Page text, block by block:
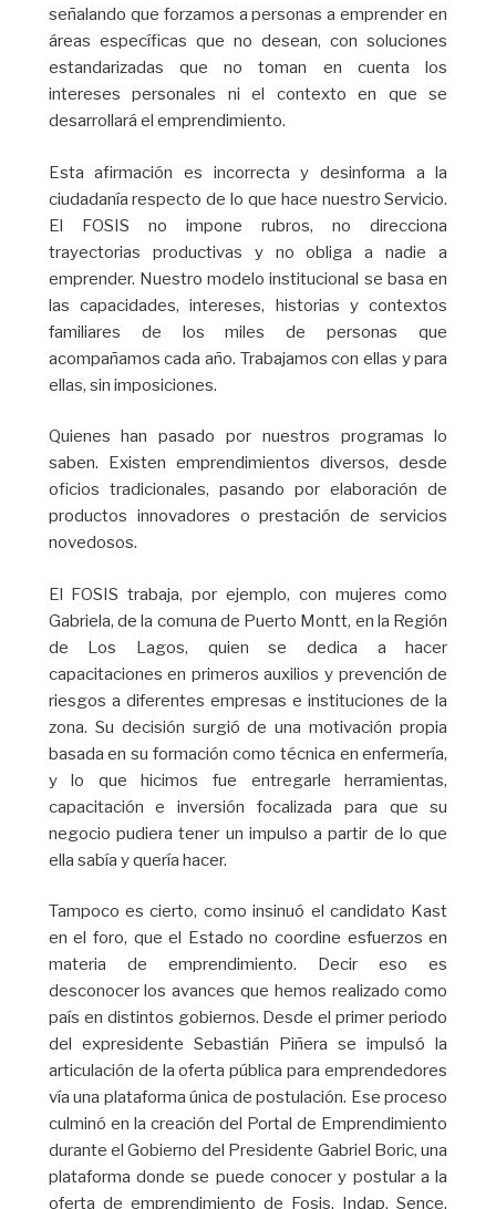
señalando que forzamos a personas a emprender en
áreas específicas que no desean, con soluciones
estandarizadas que no toman en cuenta los
intereses personales ni el contexto en que se
desarrollará el emprendimiento.
Esta afirmación es incorrecta y desinforma a la
ciudadanía respecto de lo que hace nuestro Servicio.
El FOSIS no impone rubros, no direcciona
trayectorias productivas y no obliga a nadie a
emprender. Nuestro modelo institucional se basa en
las capacidades, intereses, historias y contextos
familiares de los miles de personas que
acompañamos cada año. Trabajamos con ellas y para
ellas, sin imposiciones.
Quienes han pasado por nuestros programas lo
saben. Existen emprendimientos diversos, desde
oficios tradicionales, pasando por elaboración de
productos innovadores o prestación de servicios
novedosos.
El FOSIS trabaja, por ejemplo, con mujeres como
Gabriela, de la comuna de Puerto Montt, en la Región
de Los Lagos, quien se dedica a hacer
capacitaciones en primeros auxilios y prevención de
riesgos a diferentes empresas e instituciones de la
zona. Su decisión surgió de una motivación propia
basada en su formación como técnica en enfermería,
y lo que hicimos fue entregarle herramientas,
capacitación e inversión focalizada para que su
negocio pudiera tener un impulso a partir de lo que
ella sabía y quería hacer.
Tampoco es cierto, como insinuó el candidato Kast
en el foro, que el Estado no coordine esfuerzos en
materia de emprendimiento. Decir eso es
desconocer los avances que hemos realizado como
país en distintos gobiernos. Desde el primer periodo
del expresidente Sebastián Piñera se impulsó la
articulación de la oferta pública para emprendedores
vía una plataforma única de postulación. Ese proceso
culminó en la creación del Portal de Emprendimiento
durante el Gobierno del Presidente Gabriel Boric, una
plataforma donde se puede conocer y postular a la
oferta de emprendimiento de Fosis, Indap, Sence,